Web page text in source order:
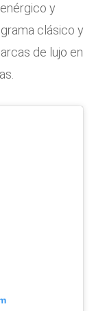
y
clásico y
de lujo en